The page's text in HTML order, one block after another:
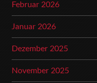
Februar 2026
Januar 2026
Dezember 2025
November 2025